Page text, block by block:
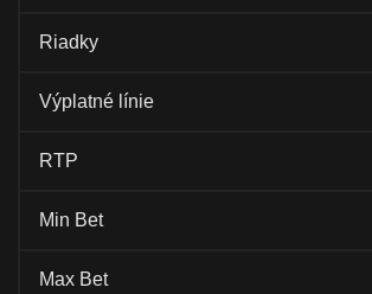
Riadky
Výplatné línie
RTP
Min Bet
Max Bet